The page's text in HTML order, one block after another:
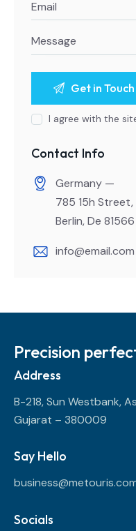
I agree with the
Contact Info
Germany —
785 15h
Berlin, De 81566
info@email.com
Precision
Address
B-218, Sun Westbank,
Gujarat – 380009
Say Hello
Socials